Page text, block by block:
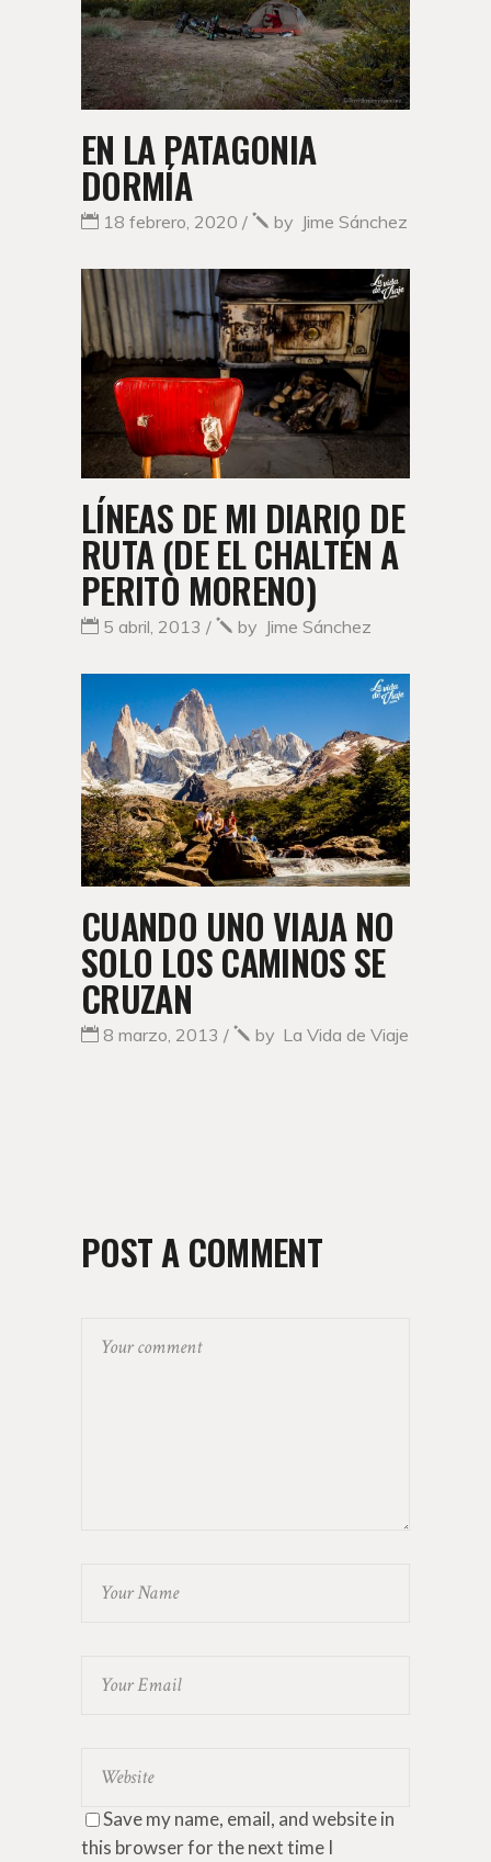
EN LA PATAGONIA
DORMÍA
18 febrero, 2020 by Jime Sánchez
LÍNEAS DE MI DIARIO DE
RUTA (DE EL CHALTÉN A
PERITO MORENO)
5 abril, 2013 by Jime Sánchez
CUANDO UNO VIAJA NO
SOLO LOS CAMINOS SE
CRUZAN
8 marzo, 2013 by La Vida de Viaje
POST A COMMENT
Save my name, email, and website in
this browser for the next time I